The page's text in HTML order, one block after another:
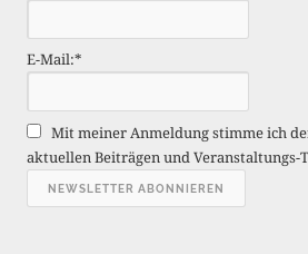
g
e
r
c
h
v
E-Mail:*
Mit meiner Anmeldung stimme ich
aktuellen Beiträgen und Veranstaltungs-